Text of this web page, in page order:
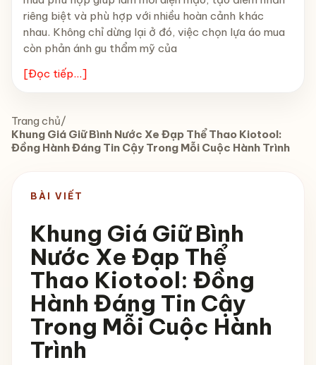
riêng biệt và phù hợp với nhiều hoàn cảnh khác
nhau. Không chỉ dừng lại ở đó, việc chọn lựa áo mua
còn phản ánh gu thẩm mỹ của
[Đọc tiếp...]
Trang chủ/
Khung Giá Giữ Bình Nước Xe Đạp Thể Thao Kiotool:
Đồng Hành Đáng Tin Cậy Trong Mỗi Cuộc Hành Trình
BÀI VIẾT
Khung Giá Giữ Bình
Nước Xe Đạp Thể
Thao Kiotool: Đồng
Hành Đáng Tin Cậy
Trong Mỗi Cuộc Hành
Trình